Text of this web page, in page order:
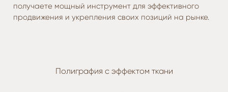
получаете мощный инструмент для эффективного
продвижения и укрепления своих позиций на рынке.
Полиграфия с эффектом ткани